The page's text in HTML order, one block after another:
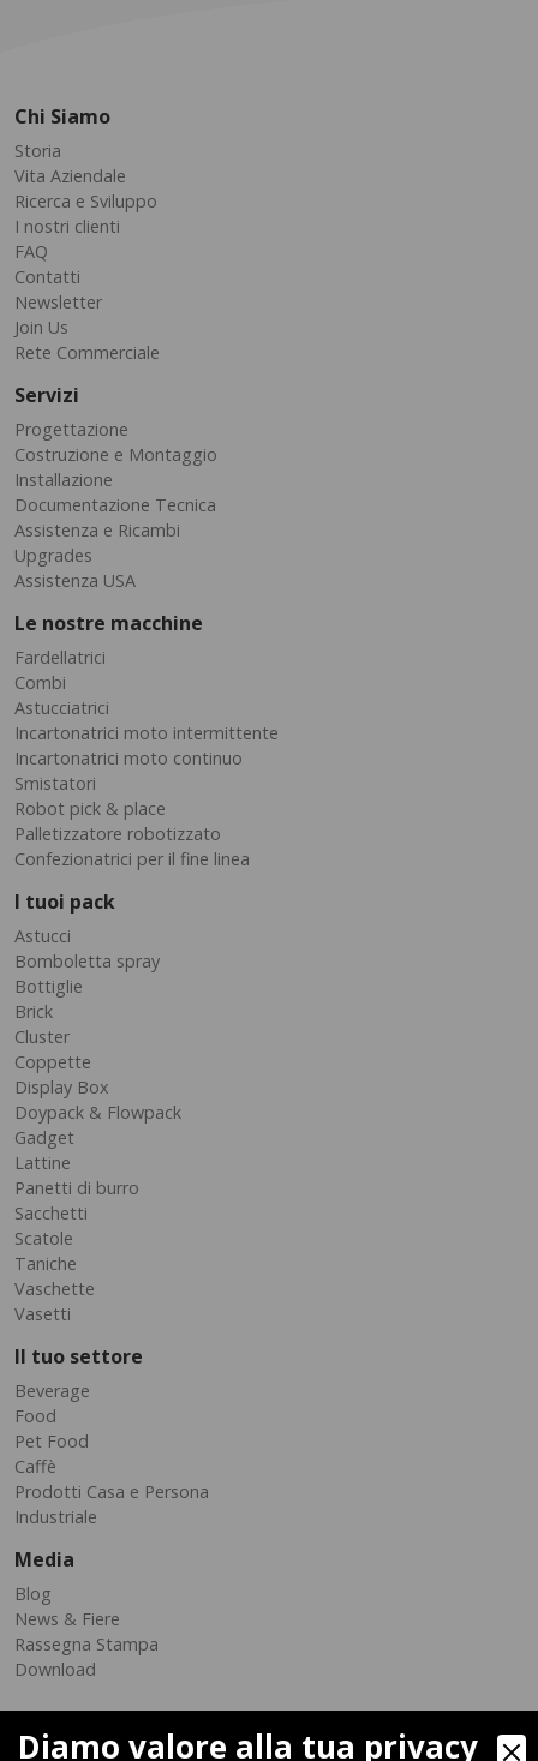
Chi Siamo
Storia
Vita Aziendale
Ricerca e Sviluppo
I nostri clienti
FAQ
Contatti
Newsletter
Join Us
Rete Commerciale
Servizi
Progettazione
Costruzione e Montaggio
Installazione
Documentazione Tecnica
Assistenza e Ricambi
Upgrades
Assistenza USA
Le nostre macchine
Fardellatrici
Combi
Astucciatrici
Incartonatrici moto intermittente
Incartonatrici moto continuo
Smistatori
Robot pick & place
Palletizzatore robotizzato
Confezionatrici per il fine linea
I tuoi pack
Astucci
Bomboletta spray
Bottiglie
Brick
Cluster
Coppette
Display Box
Doypack & Flowpack
Gadget
Lattine
Panetti di burro
Sacchetti
Scatole
Taniche
Vaschette
Vasetti
Il tuo settore
Beverage
Food
Pet Food
Caffè
Prodotti Casa e Persona
Industriale
Media
Blog
News & Fiere
Rassegna Stampa
Download
Diamo valore alla tua privacy